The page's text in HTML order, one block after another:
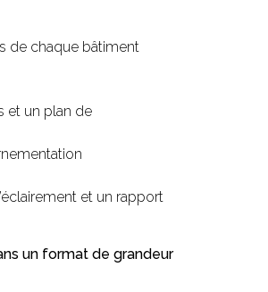
de chaque bâtiment
et un plan de
et un rapport
un format de grandeur